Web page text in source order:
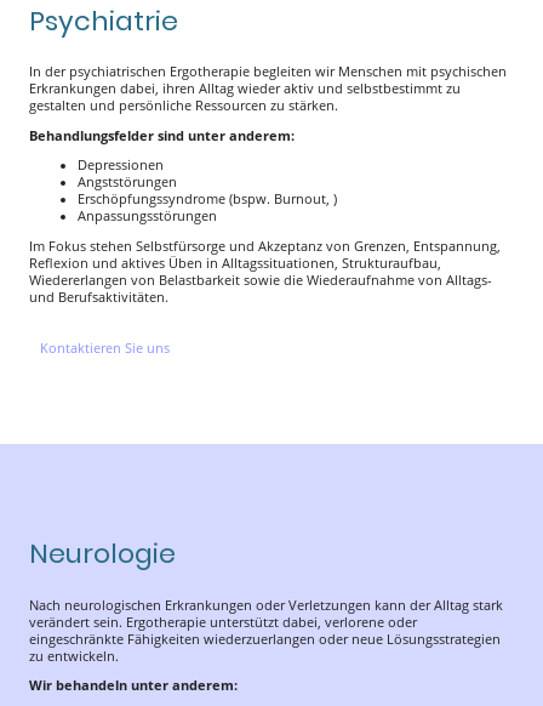
Psychiatrie
In der psychiatrischen Ergotherapie begleiten wir Menschen mit psychischen
Erkrankungen dabei, ihren Alltag wieder aktiv und selbstbestimmt zu
gestalten und persönliche Ressourcen zu stärken.
Behandlungsfelder sind unter anderem:
Depressionen
Angststörungen
Erschöpfungssyndrome (bspw. Burnout, )
Anpassungsstörungen
Im Fokus stehen Selbstfürsorge und Akzeptanz von Grenzen, Entspannung,
Reflexion und aktives Üben in Alltagssituationen, Strukturaufbau,
Wiedererlangen von Belastbarkeit sowie die Wiederaufnahme von Alltags-
und Berufsaktivitäten.
Kontaktieren Sie uns
Neurologie
Nach neurologischen Erkrankungen oder Verletzungen kann der Alltag stark
verändert sein. Ergotherapie unterstützt dabei, verlorene oder
eingeschränkte Fähigkeiten wiederzuerlangen oder neue Lösungsstrategien
zu entwickeln.
Wir behandeln unter anderem: